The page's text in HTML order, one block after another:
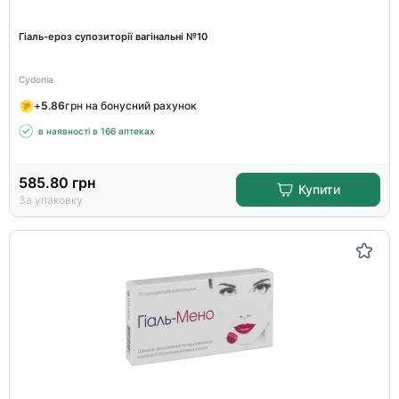
Гіаль-ероз супозиторії вагінальні №10
Cydonia
+5.86грн на бонусний рахунок
в наявності в 166 аптеках
585.80 грн
За упаковку
Купити